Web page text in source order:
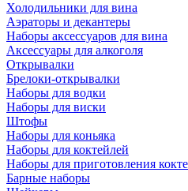
Холодильники для вина
Аэраторы и декантеры
Наборы аксессуаров для вина
Аксессуары для алкоголя
Открывалки
Брелоки-открывалки
Наборы для водки
Наборы для виски
Штофы
Наборы для коньяка
Наборы для коктейлей
Наборы для приготовления
Барные наборы